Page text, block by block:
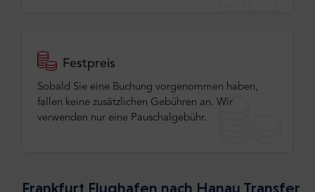
Festpreis
Sobald Sie eine Buchung vorgenommen haben,
fallen keine zusätzlichen Gebühren an. Wir
verwenden nur eine Pauschalgebühr.
Frankfurt Flughafen nach Hanau Transfer